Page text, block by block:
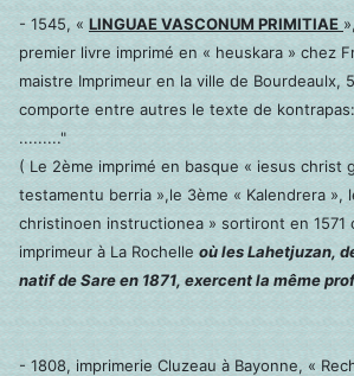
- 1545, « LINGUAE VASCONUM PRIMITIAE
premier livre imprimé en « heuskara » chez
maistre Imprimeur en la ville de Bourdeaulx,
comporte entre autres le texte de
........."
( Le 2ème imprimé en basque « iesus christ
testamentu berria »,le 3ème « Kalendrera »,
christinoen instructionea » sortiront en 1571
imprimeur à La Rochelle où les Lahetjuzan,
natif de Sare en 1871, exercent la même
- 1808, imprimerie Cluzeau à Bayonne, «